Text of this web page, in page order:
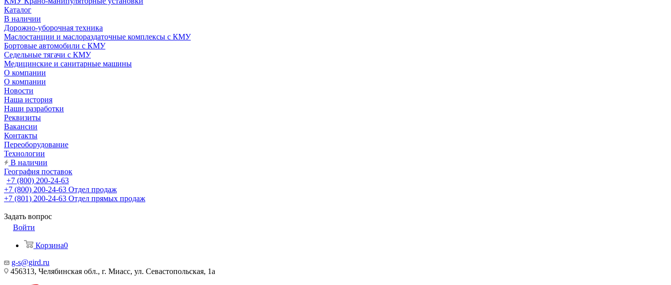
Каталог
В наличии
Дорожно-уборочная техника
Маслостанции и маслораздаточные комплексы с КМУ
Бортовые автомобили с КМУ
Седельные тягачи с КМУ
Медицинские и санитарные машины
О компании
О компании
Новости
Наша история
Наши разработки
Реквизиты
Вакансии
Контакты
Переоборудование
Технологии
В наличии
География поставок
+7 (800) 200-24-63
+7 (800) 200-24-63 Отдел продаж
+7 (801) 200-24-63 Отдел прямых продаж
Задать вопрос
Войти
Корзина0
g-s@gird.ru
456313, Челябинская обл., г. Миасс, ул. Севастопольская, 1а